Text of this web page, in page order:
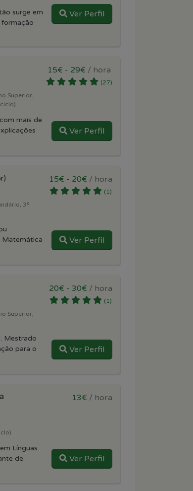
surge em
Ver Perfil
Superior,
mais de
15€ - 29€ / hora
(27)
Ver Perfil
3º
Matemática
15€ - 20€ / hora
(1)
Ver Perfil
Superior,
Mestrado
para o
20€ - 30€ / hora
(1)
Ver Perfil
Línguas
de
13€ / hora
Ver Perfil